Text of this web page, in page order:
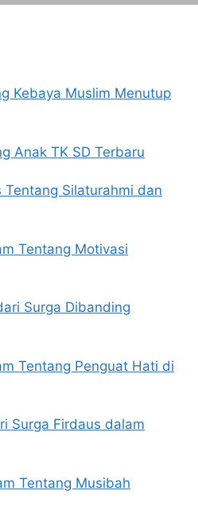
Kebaya Muslim Menutup
Anak TK SD Terbaru
Tentang Silaturahmi dan
Tentang Motivasi
Surga Dibanding
Tentang Penguat Hati di
Surga Firdaus dalam
Tentang Musibah